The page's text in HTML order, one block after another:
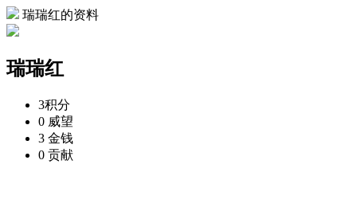
瑞瑞红的资料
瑞瑞红
3积分
0 威望
3 金钱
0 贡献